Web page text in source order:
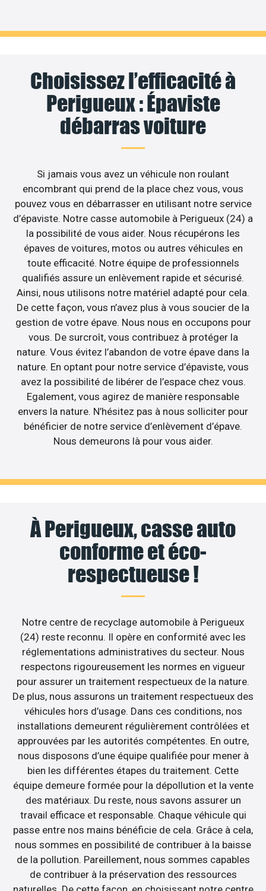
Choisissez l’efficacité à
Perigueux : Épaviste
débarras voiture
Si jamais vous avez un véhicule non roulant
encombrant qui prend de la place chez vous, vous
pouvez vous en débarrasser en utilisant notre service
d’épaviste. Notre casse automobile à Perigueux (24) a
la possibilité de vous aider. Nous récupérons les
épaves de voitures, motos ou autres véhicules en
toute efficacité. Notre équipe de professionnels
qualifiés assure un enlèvement rapide et sécurisé.
Ainsi, nous utilisons notre matériel adapté pour cela.
De cette façon, vous n’avez plus à vous soucier de la
gestion de votre épave. Nous nous en occupons pour
vous. De surcroît, vous contribuez à protéger la
nature. Vous évitez l’abandon de votre épave dans la
nature. En optant pour notre service d’épaviste, vous
avez la possibilité de libérer de l’espace chez vous.
Egalement, vous agirez de manière responsable
envers la nature. N’hésitez pas à nous solliciter pour
bénéficier de notre service d’enlèvement d’épave.
Nous demeurons là pour vous aider.
À Perigueux, casse auto
conforme et éco-
respectueuse !
Notre centre de recyclage automobile à Perigueux
(24) reste reconnu. Il opère en conformité avec les
réglementations administratives du secteur. Nous
respectons rigoureusement les normes en vigueur
pour assurer un traitement respectueux de la nature.
De plus, nous assurons un traitement respectueux des
véhicules hors d’usage. Dans ces conditions, nos
installations demeurent régulièrement contrôlées et
approuvées par les autorités compétentes. En outre,
nous disposons d’une équipe qualifiée pour mener à
bien les différentes étapes du traitement. Cette
équipe demeure formée pour la dépollution et la vente
des matériaux. Du reste, nous savons assurer un
travail efficace et responsable. Chaque véhicule qui
passe entre nos mains bénéficie de cela. Grâce à cela,
nous sommes en possibilité de contribuer à la baisse
de la pollution. Pareillement, nous sommes capables
de contribuer à la préservation des ressources